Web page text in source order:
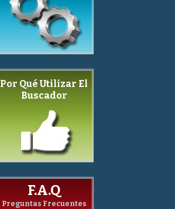
Por Qué Utilizar El
Buscador
F.A.Q
Preguntas Frecuentes